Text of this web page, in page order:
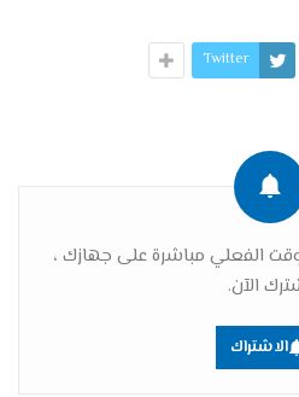
Twitter
الفعلي مباشرة على جهازك ،
الآن.
الاشتراك